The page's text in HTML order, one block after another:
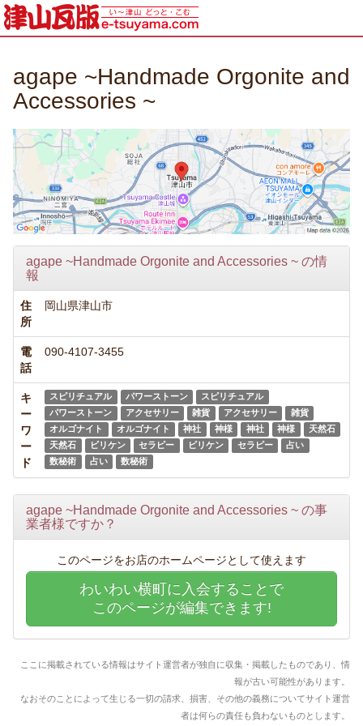
agape ~Handmade Orgonite and
Accessories ~
agape ~Handmade Orgonite and Accessories ~ の情
報
住
所
岡山県津山市
電
話
090-4107-3455
キ
ー
ワ
ー
ド
スピリチュアル パワーストーン
スピリチュアル
パワーストーン
アクセサリー 雑貨 アクセサリー
雑貨
オルゴナイト
オルゴナイト 神社 神様 神社 神様
天然石
天然石
ビリケン セラピー ビリケン セラピー
占い
数秘術
占い 数秘術
agape ~Handmade Orgonite and Accessories ~ の事
業者様ですか？
このページをお店のホームページとして使えます
わいわい横町に入会することで
このページが編集できます!
ここに掲載されている情報はサイト運営者が独自に収集・掲載したものであり、情
報が古い可能性があります。
なおそのことによって生じる一切の請求、損害、その他の義務についてサイト運営
者は何らの責任も負わないものとします。